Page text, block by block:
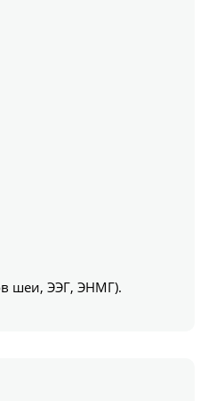
шеи, ЭЭГ, ЭНМГ).